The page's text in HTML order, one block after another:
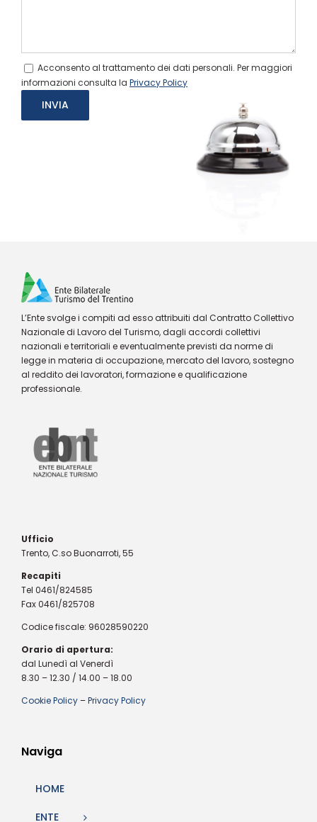
Acconsento al trattamento dei dati personali. Per maggiori
informazioni consulta la Privacy Policy
L’Ente svolge i compiti ad esso attribuiti dal Contratto Collettivo
Nazionale di Lavoro del Turismo, dagli accordi collettivi
nazionali e territoriali e eventualmente previsti da norme di
legge in materia di occupazione, mercato del lavoro, sostegno
al reddito dei lavoratori, formazione e qualificazione
professionale.
Ufficio
Trento, C.so Buonarroti, 55
Recapiti
Tel 0461/824585
Fax 0461/825708
Codice fiscale: 96028590220
Orario di apertura:
dal Lunedì al Venerdì
8.30 – 12.30 / 14.00 – 18.00
Cookie Policy –Privacy Policy
Naviga
HOME
ENTE